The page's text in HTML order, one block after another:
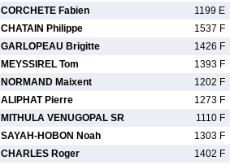
CORCHETE Fabien
1199 E
CHATAIN Philippe
1537 F
GARLOPEAU Brigitte
1426 F
MEYSSIREL Tom
1393 F
NORMAND Maixent
1202 F
ALIPHAT Pierre
1273 F
MITHULA VENUGOPAL SR
1110 F
SAYAH-HOBON Noah
1303 F
CHARLES Roger
1402 F